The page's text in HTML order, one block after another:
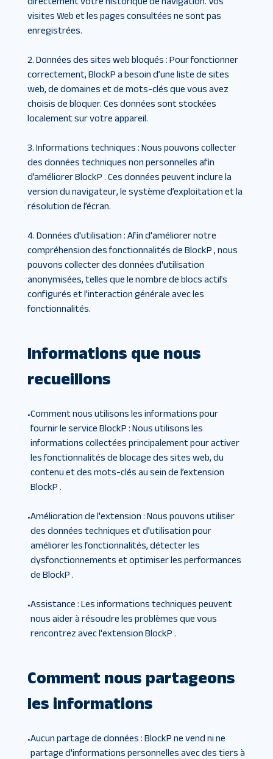
visites Web et les pages consultées ne sont pas
enregistrées.
2. Données des sites web bloqués : Pour fonctionner
correctement, BlockP a besoin d’une liste de sites
web, de domaines et de mots-clés que vous avez
choisis de bloquer. Ces données sont stockées
localement sur votre appareil.
3. Informations techniques : Nous pouvons collecter
des données techniques non personnelles afin
d’améliorer BlockP . Ces données peuvent inclure la
version du navigateur, le système d’exploitation et la
résolution de l’écran.
4. Données d'utilisation : Afin d'améliorer notre
compréhension des fonctionnalités de BlockP , nous
pouvons collecter des données d'utilisation
anonymisées, telles que le nombre de blocs actifs
configurés et l'interaction générale avec les
fonctionnalités.
Informations que nous
recueillons
•Comment nous utilisons les informations pour
fournir le service BlockP : Nous utilisons les
informations collectées principalement pour activer
les fonctionnalités de blocage des sites web, du
contenu et des mots-clés au sein de l’extension
BlockP .
•Amélioration de l'extension : Nous pouvons utiliser
des données techniques et d'utilisation pour
améliorer les fonctionnalités, détecter les
dysfonctionnements et optimiser les performances
de BlockP .
•Assistance : Les informations techniques peuvent
nous aider à résoudre les problèmes que vous
rencontrez avec l'extension BlockP .
Comment nous partageons
les informations
•Aucun partage de données : BlockP ne vend ni ne
partage d'informations personnelles avec des tiers à